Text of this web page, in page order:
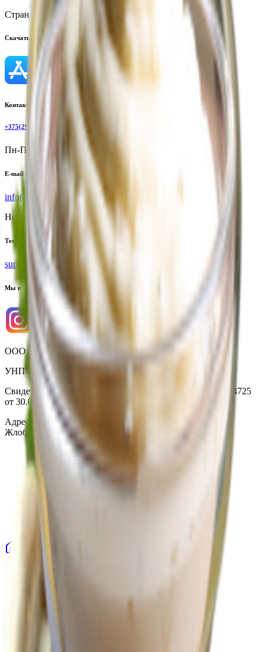
Страна производства:
Республика Беларусь
Скачать приложение
Контактный телефон
+375(29)6875999
Пн-Пт: 8:00 - 17:00
E-mail
info@yoda.by
Не для электронных обращений
Тех. поддержка
support@yoda.by
Мы в соцсетях
ООО «Торговая сеть «Продмир»
УНП 490314725
Свидетельство о государственной регистрации № 490314725
от 30.05.2003г выдано Гомельским облисполкомом
Адрес: 247210, Республика Беларусь, Гомельская обл., г.
Жлобин, ул. Козлова 2-А
Главная